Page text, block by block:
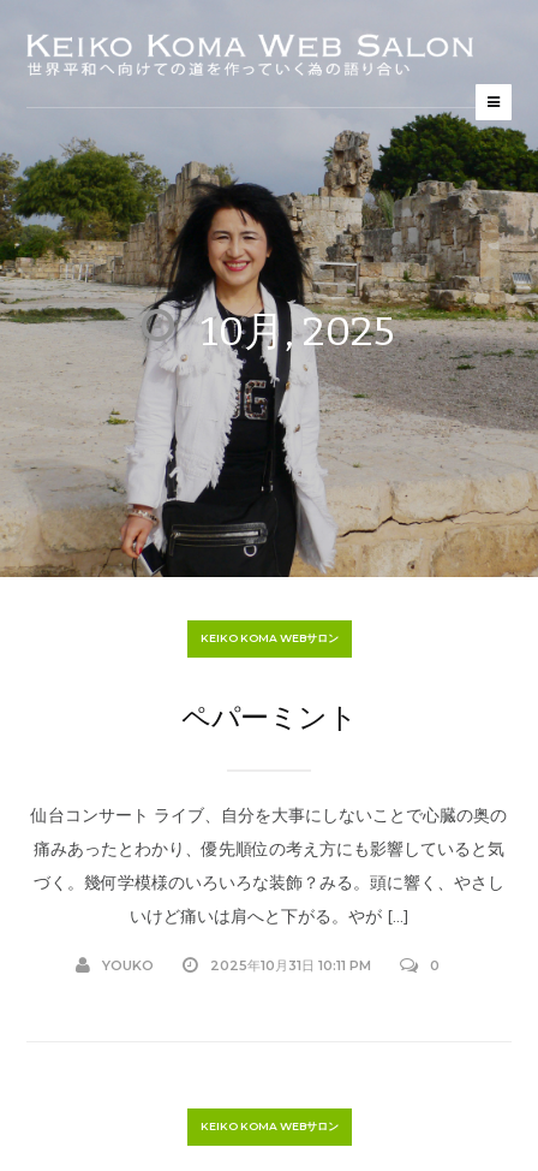
10月, 2025
KEIKO KOMA WEBサロン
ペパーミント
仙台コンサート ライブ、自分を大事にしないことで心臓の奥の
痛みあったとわかり、優先順位の考え方にも影響していると気
づく。幾何学模様のいろいろな装飾？みる。頭に響く、やさし
いけど痛いは肩へと下がる。やが […]
YOUKO 2025年10月31日 10:11 PM 0
KEIKO KOMA WEBサロン